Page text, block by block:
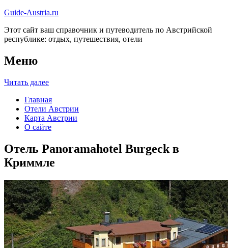
Guide-Austria.ru
Этот сайт ваш справочник и путеводитель по Австрийской
республике: отдых, путешествия, отели
Меню
Читать далее
Главная
Отели Австрии
Карта Австрии
О сайте
Отель Panoramahotel Burgeck в
Криммле